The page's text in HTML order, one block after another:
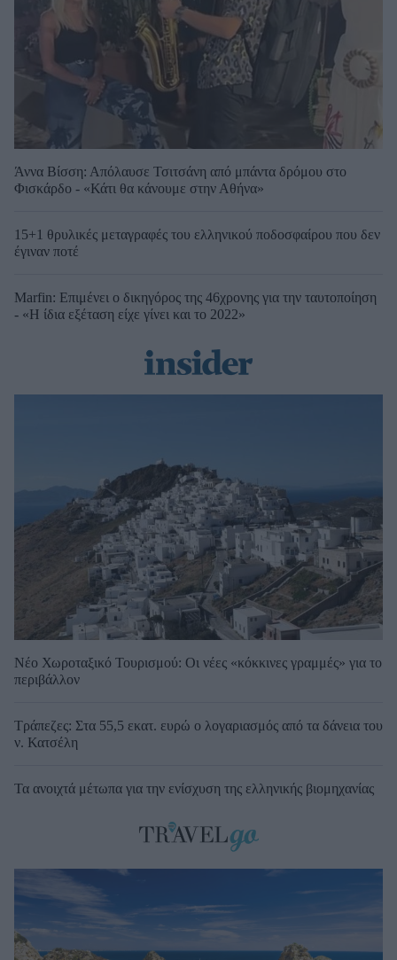
Άννα Βίσση: Απόλαυσε Τσιτσάνη από μπάντα δρόμου στο
Φισκάρδο - «Κάτι θα κάνουμε στην Αθήνα»
15+1 θρυλικές μεταγραφές του ελληνικού ποδοσφαίρου που δεν
έγιναν ποτέ
Marfin: Επιμένει ο δικηγόρος της 46χρονης για την ταυτοποίηση
- «Η ίδια εξέταση είχε γίνει και το 2022»
Νέο Χωροταξικό Τουρισμού: Οι νέες «κόκκινες γραμμές» για το
περιβάλλον
Τράπεζες: Στα 55,5 εκατ. ευρώ ο λογαριασμός από τα δάνεια του
ν. Κατσέλη
Τα ανοιχτά μέτωπα για την ενίσχυση της ελληνικής βιομηχανίας